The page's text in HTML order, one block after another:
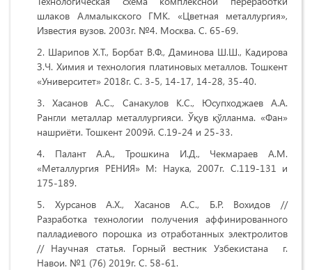
шлаков Алмалыкского ГМК. «Цветная металлургия»,
Известия вузов. 2003г. №4. Москва. C. 65-69.
Шарипов Х.Т., Борбат В.Ф., Даминова Ш.Ш., Кадирова
З.Ч. Химия и технология платиновых металлов. Тошкент
«Университет» 2018г. С. 3-5, 14-17, 14-28, 35-40.
Хасанов А.С., Санакулов К.С., Юсупходжаев А.А.
Рангли металлар металлургияси. Ўқув қўлланма. «Фан»
нашриёти. Тошкент 2009й. С.19-24 и 25-33.
Палант А.А., Трошкина И.Д., Чекмараев А.М.
«Металлургия РЕНИЯ» М: Наука, 2007г. С.119-131 и
175-189.
Хурсанов А.Х., Хасанов А.С., Б.Р. Вохидов //
Разработка технологии получения аффинированного
палладиевого порошка из отработанных электролитов
// Научная статья. Горный вестник Узбекистана г.
Навои. №1 (76) 2019г. С. 58-61.